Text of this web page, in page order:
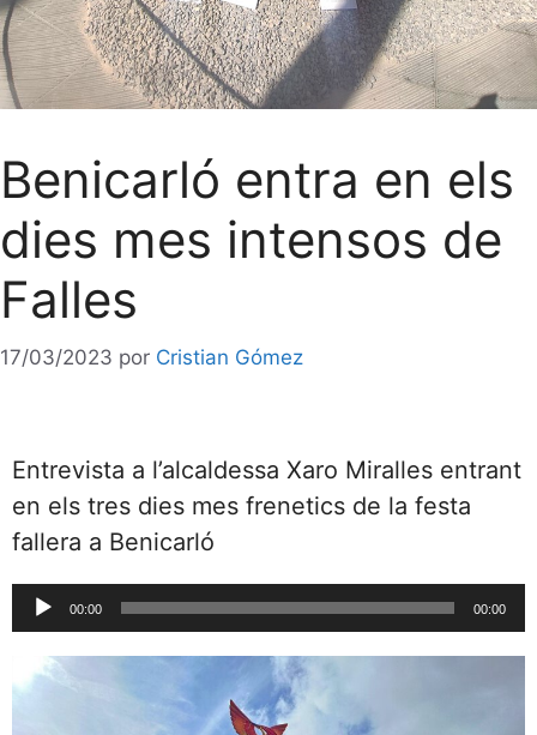
Benicarló entra en els
dies mes intensos de
Falles
17/03/2023 por Cristian Gómez
Entrevista a l’alcaldessa Xaro Miralles entrant
en els tres dies mes frenetics de la festa
fallera a Benicarló
Reproductor
de
audio
00:00 00:00